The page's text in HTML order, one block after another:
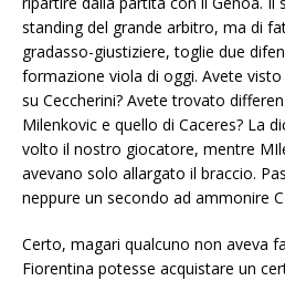
standing del grande arbitro, ma di
gradasso-giustiziere, toglie due
formazione viola di oggi. Avete
su Ceccherini? Avete trovato
Milenkovic e quello di Caceres? La
volto il nostro giocatore, mentre
avevano solo allargato il braccio.
neppure un secondo ad ammonire
Certo, magari qualcuno non aveva
Fiorentina potesse acquistare un